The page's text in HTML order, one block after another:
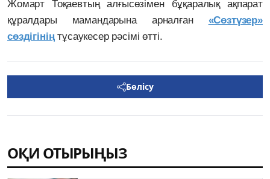
Жомарт Тоқаевтың алғысөзімен бұқаралық ақпарат
құралдары мамандарына арналған «Сөзтүзер»
сөздігініңтұсаукесер рәсімі өтті.
Бөлісу
ОҚИ ОТЫРЫҢЫЗ